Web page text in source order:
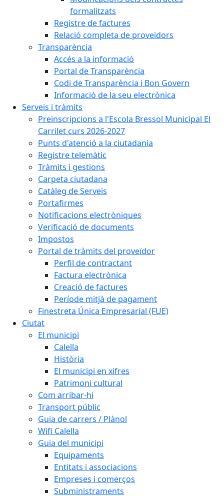
formalitzats
Registre de factures
Relació completa de proveïdors
Transparència
Accés a la informació
Portal de Transparència
Codi de Transparència i Bon Govern
Informació de la seu electrònica
Serveis i tràmits
Preinscripcions a l'Escola Bressol Municipal El
Carrilet curs 2026-2027
Punts d'atenció a la ciutadania
Registre telemàtic
Tràmits i gestions
Carpeta ciutadana
Catàleg de Serveis
Portafirmes
Notificacions electròniques
Verificació de documents
Impostos
Portal de tràmits del proveïdor
Perfil de contractant
Factura electrònica
Creació de factures
Període mitjà de pagament
Finestreta Única Empresarial (FUE)
Ciutat
El municipi
Calella
Història
El municipi en xifres
Patrimoni cultural
Com arribar-hi
Transport públic
Guia de carrers / Plànol
Wifi Calella
Guia del municipi
Equipaments
Entitats i associacions
Empreses i comerços
Subministraments